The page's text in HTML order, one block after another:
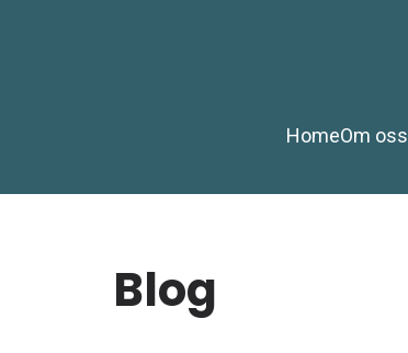
HomeOm oss
Blog